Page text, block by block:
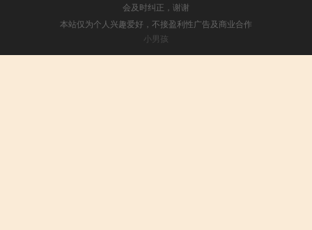
会及时纠正，谢谢
本站仅为个人兴趣爱好，不接盈利性广告及商业合作
小男孩